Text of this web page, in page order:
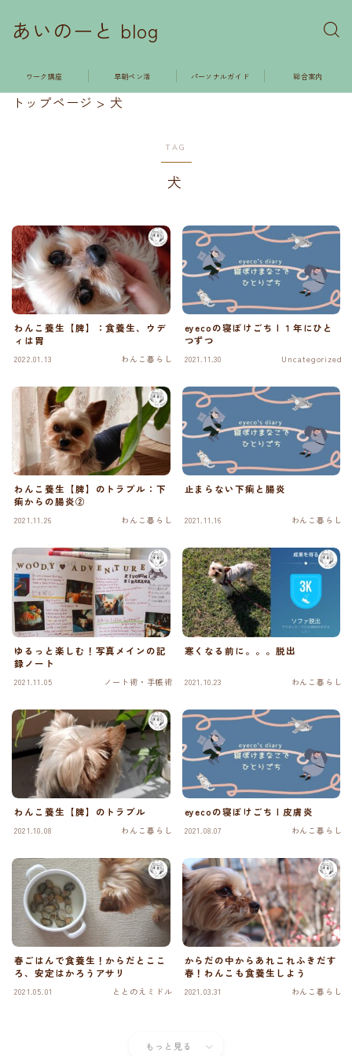
あいのーと blog
ワーク講座 早朝ペン活 パーソナルガイド 総合案内
トップページ > 犬
TAG
犬
わんこ養生【脾】：食養生、ウデ
ィは胃
2022.01.13 わんこ暮らし
eyecoの寝ぼけごち | １年にひと
つずつ
2021.11.30 Uncategorized
わんこ養生【脾】のトラブル：下
痢からの腸炎②
2021.11.26 わんこ暮らし
止まらない下痢と腸炎
2021.11.16 わんこ暮らし
ゆるっと楽しむ！写真メインの記
録ノート
2021.11.05 ノート術・手帳術
寒くなる前に。。。脱出
2021.10.23 わんこ暮らし
わんこ養生【脾】のトラブル
2021.10.08 わんこ暮らし
eyecoの寝ぼけごち | 皮膚炎
2021.08.07 わんこ暮らし
春ごはんで食養生！からだとここ
ろ、安定はかろうアサリ
2021.05.01 ととのえミドル
からだの中からあれこれふきだす
春！わんこも食養生しよう
2021.03.31 わんこ暮らし
もっと見る